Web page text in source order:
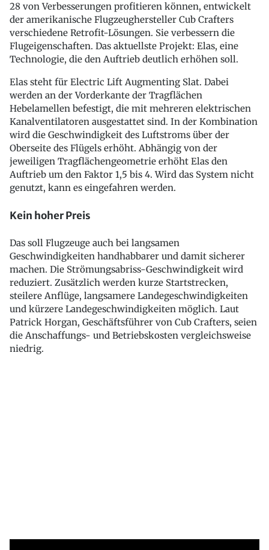
28 von Verbesserungen profitieren können, entwickelt
der amerikanische Flugzeughersteller Cub Crafters
verschiedene Retrofit-Lösungen. Sie verbessern die
Flugeigenschaften. Das aktuellste Projekt: Elas, eine
Technologie, die den Auftrieb deutlich erhöhen soll.
Elas steht für Electric Lift Augmenting Slat. Dabei
werden an der Vorderkante der Tragflächen
Hebelamellen befestigt, die mit mehreren elektrischen
Kanalventilatoren ausgestattet sind. In der Kombination
wird die Geschwindigkeit des Luftstroms über der
Oberseite des Flügels erhöht. Abhängig von der
jeweiligen Tragflächengeometrie erhöht Elas den
Auftrieb um den Faktor 1,5 bis 4. Wird das System nicht
genutzt, kann es eingefahren werden.
Kein hoher Preis
Das soll Flugzeuge auch bei langsamen
Geschwindigkeiten handhabbarer und damit sicherer
machen. Die Strömungsabriss-Geschwindigkeit wird
reduziert. Zusätzlich werden kurze Startstrecken,
steilere Anflüge, langsamere Landegeschwindigkeiten
und kürzere Landegeschwindigkeiten möglich. Laut
Patrick Horgan, Geschäftsführer von Cub Crafters, seien
die Anschaffungs- und Betriebskosten vergleichsweise
niedrig.